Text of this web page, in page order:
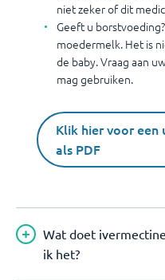
niet zeker of dit
Geeft u
moedermelk. Het is
de baby. Vraag aan
mag gebruiken.
Klik hier voor
als PDF
Wat doet
ik het?